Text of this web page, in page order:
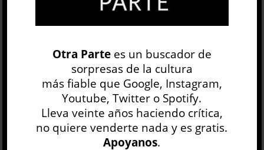
0 Email 0
Telegram WhatsApp
CINE MEXICANO
PELÍCULA
LS83
Herman Szwarcbart
Otra Partees un buscador de
sorpresas de la cultura
más fiable que Google, Instagram,
Youtube, Twitter o Spotify.
Lleva veinte años haciendo crítica,
no quiere venderte nada y es gratis.
Apoyanos.